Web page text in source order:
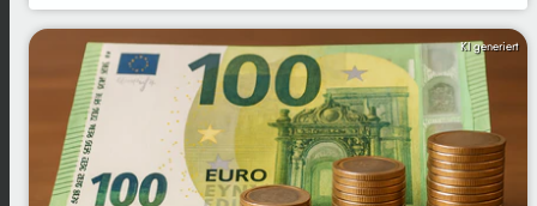
KI generiert